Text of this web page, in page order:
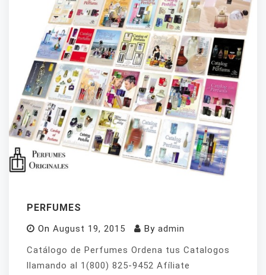
PERFUMES
On August 19, 2015 By admin
Catálogo de Perfumes Ordena tus Catalogos
llamando al 1(800) 825-9452 Afíliate